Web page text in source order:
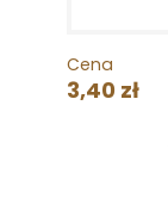
Cena
3,40 zł